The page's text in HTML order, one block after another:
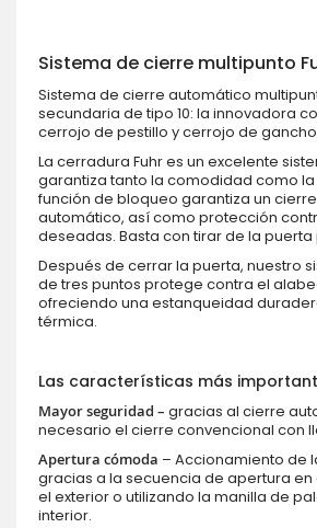
Sistema de cierre multipunto
Sistema de cierre automático
secundaria de tipo 10: la innovadora
cerrojo de pestillo y cerrojo de
La cerradura Fuhr es un excelente
garantiza tanto la comodidad como la
función de bloqueo garantiza un
automático, así como protección
deseadas. Basta con tirar de la
Después de cerrar la puerta, nuestro
de tres puntos protege contra el
ofreciendo una estanqueidad
térmica.
Las características más
Mayor seguridad – gracias al cierre
necesario el cierre convencional con
Apertura cómoda – Accionamiento de
gracias a la secuencia de apertura
el exterior o utilizando la manilla de
interior.